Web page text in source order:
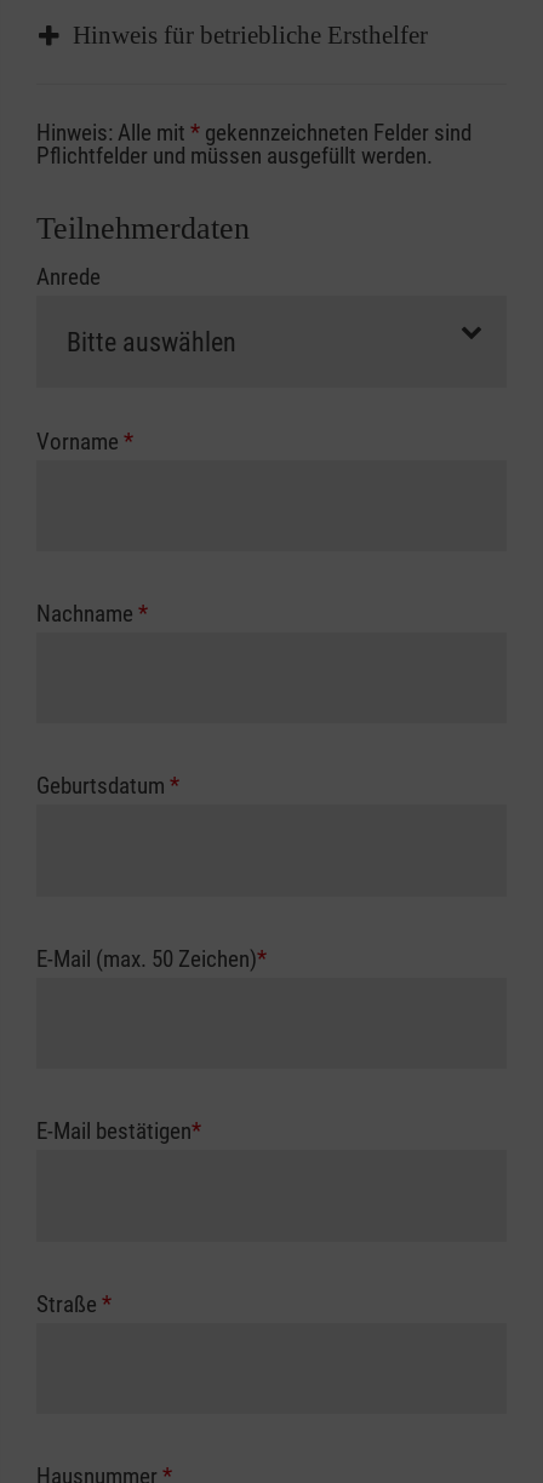
Hinweis für betriebliche Ersthelfer
Sofern Sie ein Kostenübernahmeverfahren
Ihrer Berufsgenossenschaft / Unfallkasse
Abrechnungsunterlagen spätestens zu
erfolgt eine Abrechnung der vollen Kursgebühr
Die notwendigen Formulare für die
zuständigen Berufsgenossenschaft oder
Hinweis: Alle mit * gekennzeichneten Felder sind
Pflichtfelder und müssen ausgefüllt werden.
Teilnehmerdaten
Anrede
Vorname *
Nachname *
Geburtsdatum *
E-Mail (max. 50 Zeichen)*
E-Mail bestätigen*
Straße *
Hausnummer *